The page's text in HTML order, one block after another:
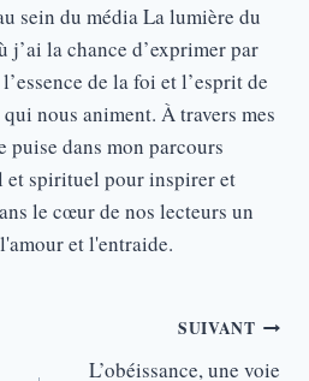
sein du média La lumière du
j’ai la chance d’exprimer par
de la foi et l’esprit de
nous animent. À travers mes
puise dans mon parcours
et spirituel pour inspirer et
le cœur de nos lecteurs un
et l'entraide.
SUIVANT
L’obéissance, une voie